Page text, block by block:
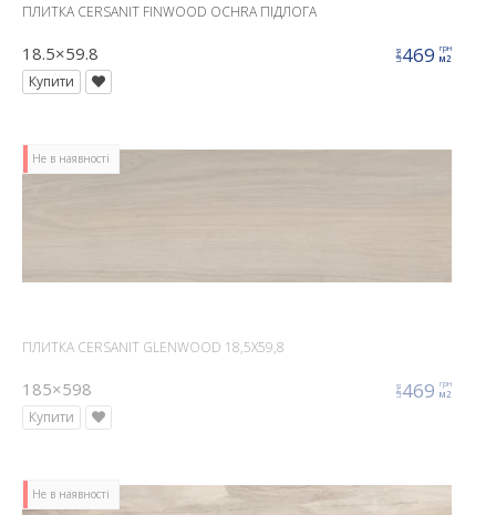
ПЛИТКА CERSANIT FINWOOD OCHRA ПІДЛОГА
18.5×59.8 ціна469 грн
м2
Купити
Не в наявності
ПЛИТКА CERSANIT GLENWOOD 18,5X59,8
185×598 ціна469 грн
м2
Купити
Не в наявності